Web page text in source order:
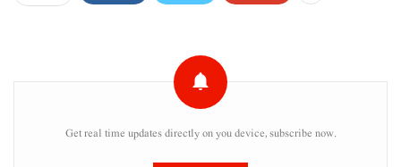
Get real time updates directly on you device, subscribe now.